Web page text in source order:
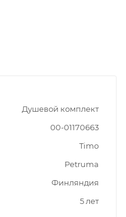
Душевой комплект
00-01170663
Timo
Petruma
Финляндия
5 лет